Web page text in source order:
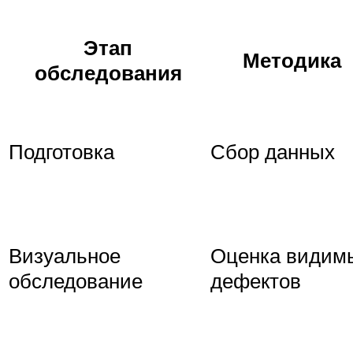
Этап
обследования
Методика
Подготовка Сбор данных
Визуальное
обследование
Оценка
дефектов